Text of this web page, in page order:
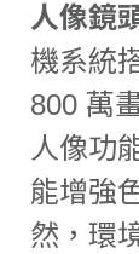
人像鏡
機系統
800 萬
人像功
能增強
然，環